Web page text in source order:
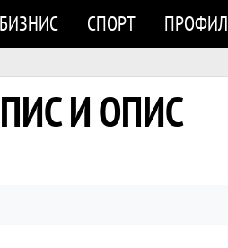
БИЗНИС СПОРТ ПРОФИЛ
И ОПИС